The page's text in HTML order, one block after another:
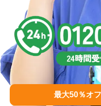
最大50％オ